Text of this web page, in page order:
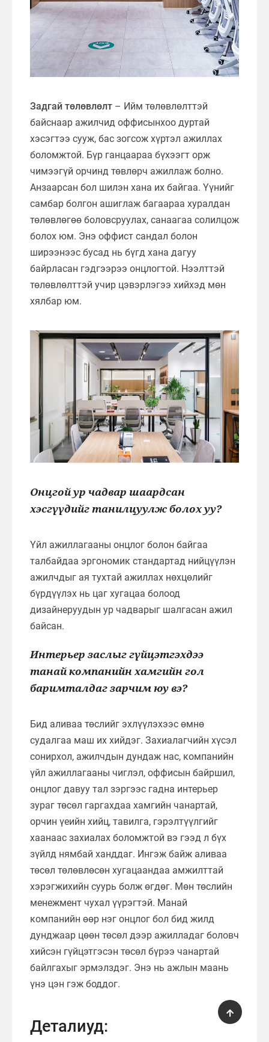
Задгай төлөвлөлт – Ийм төлөвлөлттэй
байснаар ажилчид оффисынхоо дуртай
хэсэгтээ сууж, бас зогсож хүртэл ажиллах
боломжтой. Бүр ганцаараа бүхээгт орж
чимээгүй орчинд төвлөрч ажиллаж болно.
Анзаарсан бол шилэн хана их байгаа. Үүнийг
самбар болгон ашиглаж багаараа хуралдан
төлөвлөгөө боловсруулах, санаагаа солилцож
болох юм. Энэ оффист сандал болон
ширээнээс бусад нь бүгд хана дагуу
байрласан гэдгээрээ онцлогтой. Нээлттэй
төлөвлөлттэй учир цэвэрлэгээ хийхэд мөн
хялбар юм.
Онцгой ур чадвар шаардсан
хэсгүүдийг танилцуулж болох уу?
Үйл ажиллагааны онцлог болон байгаа
талбайдаа эргономик стандартад нийцүүлэн
ажилчдыг ая тухтай ажиллах нөхцөлийг
бүрдүүлэх нь цаг хугацаа болоод
дизайнеруудын ур чадварыг шалгасан ажил
байсан.
Интерьер заслыг гүйцэтгэхдээ
танай компанийн хамгийн гол
баримталдаг зарчим юу вэ?
Бид аливаа төслийг эхлүүлэхээс өмнө
судалгаа маш их хийдэг. Захиалагчийн хүсэл
сонирхол, ажилчдын дундаж нас, компанийн
үйл ажиллагааны чиглэл, оффисын байршил,
онцлог давуу тал зэргээс гадна интерьер
зураг төсөл гаргахдаа хамгийн чанартай,
орчин үеийн хийц, тавилга, гэрэлтүүлгийг
хаанаас захиалах боломжтой вэ гээд л бүх
зүйлд нямбай ханддаг. Ингэж байж аливаа
төсөл төлөвлөсөн хугацаандаа амжилттай
хэрэгжихийн суурь болж өгдөг. Мөн төслийн
менежмент чухал үүрэгтэй. Манай
компанийн өөр нэг онцлог бол бид жилд
дунджаар цөөн төсөл дээр ажилладаг боловч
хийсэн гүйцэтгэсэн төсөл бүрээ чанартай
байлгахыг эрмэлздэг. Энэ нь ажлын маань
үнэ цэн гэж боддог.
Деталиуд: